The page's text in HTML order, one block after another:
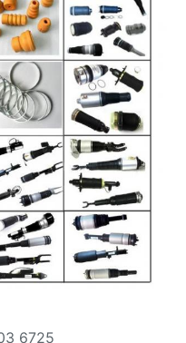
6725